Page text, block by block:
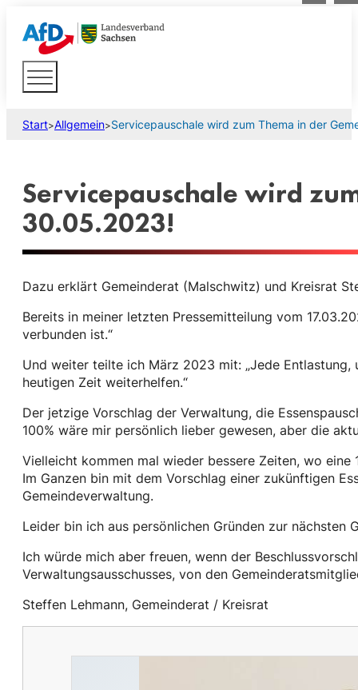
Start>Allgemein>Servicepauschale wird zum Thema in der
Servicepauschale wird
30.05.2023!
Dazu erklärt Gemeinderat (Malschwitz) und Kreisrat
Bereits in meiner letzten Pressemitteilung vom
verbunden ist.“
Und weiter teilte ich März 2023 mit: „Jede
heutigen Zeit weiterhelfen.“
Der jetzige Vorschlag der Verwaltung, die
100% wäre mir persönlich lieber gewesen, aber die
Vielleicht kommen mal wieder bessere Zeiten, wo
Im Ganzen bin mit dem Vorschlag einer zukünftigen
Gemeindeverwaltung.
Leider bin ich aus persönlichen Gründen zur
Ich würde mich aber freuen, wenn der
Verwaltungsausschusses, von den
Steffen Lehmann, Gemeinderat / Kreisrat